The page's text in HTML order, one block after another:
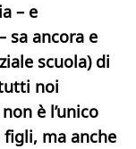
– e
sa ancora e
scuola) di
noi
è l’unico
figli, ma anche